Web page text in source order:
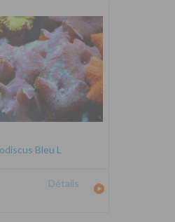
Bleu L
Détails